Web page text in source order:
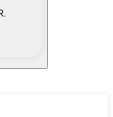
fiat quando ne
self-custodial.